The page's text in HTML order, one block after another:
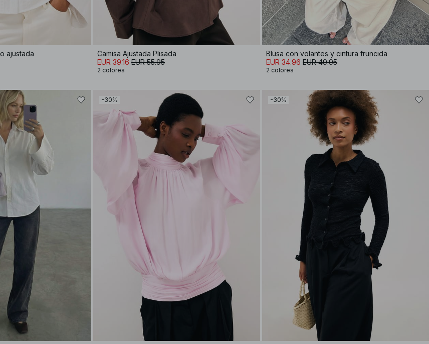
ajustada
Camisa Ajustada Plisada
EUR 39.16 EUR 55.95
2 colores
Blusa con volantes y cintura fruncida
EUR 34.96 EUR 49.95
2 colores
-30% -30%